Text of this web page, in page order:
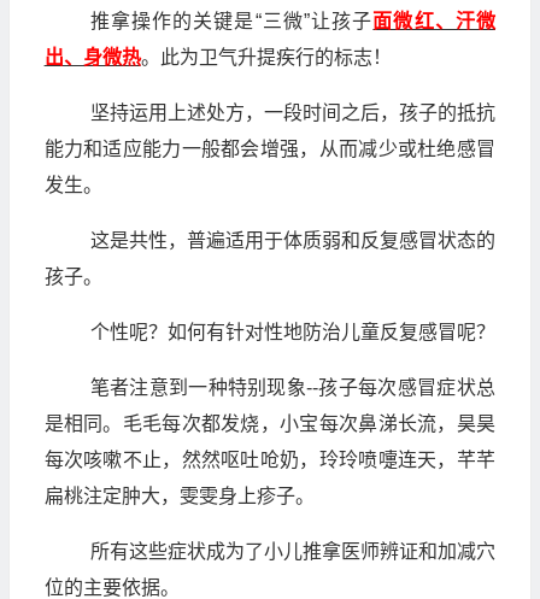
推拿操作的关键是“三微”让孩子面微红、汗微
出、身微热。此为卫气升提疾行的标志！
坚持运用上述处方，一段时间之后，孩子的抵抗
能力和适应能力一般都会增强，从而减少或杜绝感冒
发生。
这是共性，普遍适用于体质弱和反复感冒状态的
孩子。
个性呢？如何有针对性地防治儿童反复感冒呢？
笔者注意到一种特别现象--孩子每次感冒症状总
是相同。毛毛每次都发烧，小宝每次鼻涕长流，昊昊
每次咳嗽不止，然然呕吐呛奶，玲玲喷嚏连天，芊芊
扁桃注定肿大，雯雯身上疹子。
所有这些症状成为了小儿推拿医师辨证和加减穴
位的主要依据。